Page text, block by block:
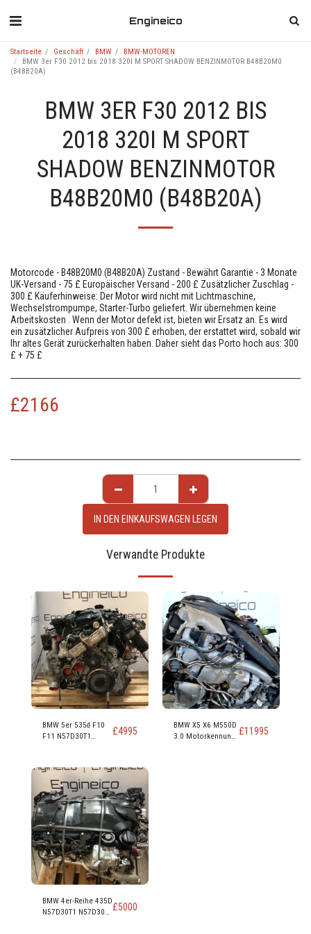
Engineico
Startseite Geschäft BMW
BMW-MOTOREN
BMW 3er F30 2012 bis 2018 320I M SPORT SHADOW BENZINMOTOR B48B20M0
(B48B20A)
BMW 3ER F30 2012 BIS
2018 320I M SPORT
SHADOW BENZINMOTOR
B48B20M0 (B48B20A)
Motorcode - B48B20M0 (B48B20A) Zustand - Bewährt Garantie - 3 Monate
UK-Versand - 75 £ Europäischer Versand - 200 £ Zusätzlicher Zuschlag -
300 £ Käuferhinweise: Der Motor wird nicht mit Lichtmaschine,
Wechselstrompumpe, Starter-Turbo geliefert. Wir übernehmen keine
Arbeitskosten . Wenn der Motor defekt ist, bieten wir Ersatz an. Es wird
ein zusätzlicher Aufpreis von 300 £ erhoben, der erstattet wird, sobald wir
Ihr altes Gerät zurückerhalten haben. Daher sieht das Porto hoch aus: 300
£ + 75 £
£2166
IN DEN EINKAUFSWAGEN LEGEN
Verwandte Produkte
BMW 5er 535d F10
F11 N57D30T1
Liter-Dieselmotor
£4995
BMW X5 X6 M550D
3.0 Motorkennung £11995
BMW 4er-Reihe 435D
N57D30T1 N57D30B £5000